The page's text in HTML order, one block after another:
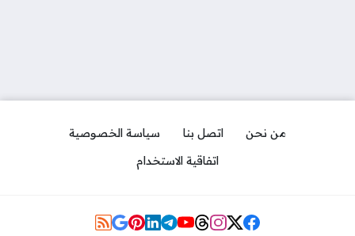
من نحن اتصل بنا
سياسة الخصوصية
اتفاقية الاستخدام
Social Links